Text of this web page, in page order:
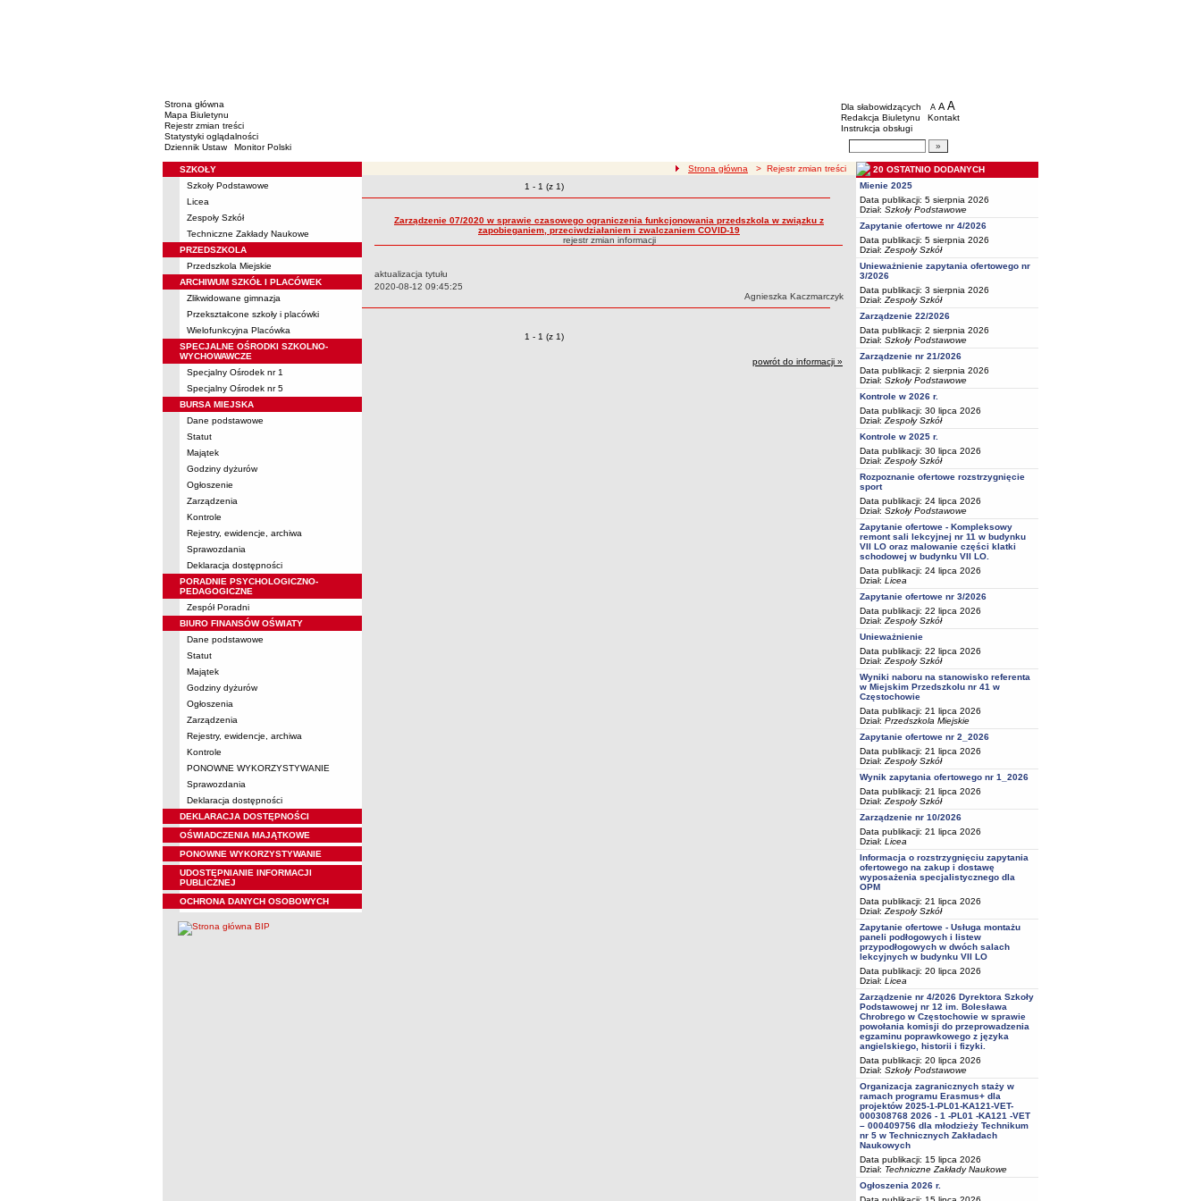
Strona główna
Mapa Biuletynu
Rejestr zmian treści
Statystyki oglądalności
Dziennik Ustaw
Monitor Polski
BIP - Oświata Częstochowa
Menu dodatkowe
Dla słabowidzących A pomniejsz czcionkę
A standardowy rozmiar czcionki
A
Redakcja Biuletynu
Kontakt
Instrukcja obsługi
Wyszukiwarka artykułów
Menu
SZKOŁY
Szkoły Podstawowe
Licea
Zespoły Szkół
Techniczne Zakłady Naukowe
PRZEDSZKOLA
Przedszkola Miejskie
ARCHIWUM SZKÓŁ I PLACÓWEK
Zlikwidowane gimnazja
Przekształcone szkoły i placówki
Wielofunkcyjna Placówka
SPECJALNE OŚRODKI SZKOLNO-
WYCHOWAWCZE
Specjalny Ośrodek nr 1
Specjalny Ośrodek nr 5
BURSA MIEJSKA
Dane podstawowe
Statut
Majątek
Godziny dyżurów
Ogłoszenie
Zarządzenia
Kontrole
Rejestry, ewidencje, archiwa
Sprawozdania
Deklaracja dostępności
PORADNIE PSYCHOLOGICZNO-
PEDAGOGICZNE
Zespół Poradni
BIURO FINANSÓW OŚWIATY
Dane podstawowe
Statut
Majątek
Godziny dyżurów
Ogłoszenia
Zarządzenia
Rejestry, ewidencje, archiwa
Kontrole
PONOWNE WYKORZYSTYWANIE
Sprawozdania
Deklaracja dostępności
DEKLARACJA DOSTĘPNOŚCI
OŚWIADCZENIA MAJĄTKOWE
PONOWNE WYKORZYSTYWANIE
UDOSTĘPNIANIE INFORMACJI
PUBLICZNEJ
OCHRONA DANYCH OSOBOWYCH
ścieżka nawigacji
Strona główna > Rejestr zmian treści
Zmiany o pozycjach
1 - 1 (z 1)
Zarządzenie 07/2020 w sprawie czasowego ograniczenia funkcjonowania przedszkola w związku z
zapobieganiem, przeciwdziałaniem i zwalczaniem COVID-19
rejestr zmian informacji
aktualizacja tytułu
Data:
2020-08-12 09:45:25
Autor:
Agnieszka Kaczmarczyk
Zmiany o pozycjach
1 - 1 (z 1)
powrót do informacji »
20 OSTATNIO DODANYCH
Mienie 2025
Data publikacji: 5 sierpnia 2026
Dział: Szkoły Podstawowe
Zapytanie ofertowe nr 4/2026
Data publikacji: 5 sierpnia 2026
Dział: Zespoły Szkół
Unieważnienie zapytania ofertowego nr
3/2026
Data publikacji: 3 sierpnia 2026
Dział: Zespoły Szkół
Zarządzenie 22/2026
Data publikacji: 2 sierpnia 2026
Dział: Szkoły Podstawowe
Zarządzenie nr 21/2026
Data publikacji: 2 sierpnia 2026
Dział: Szkoły Podstawowe
Kontrole w 2026 r.
Data publikacji: 30 lipca 2026
Dział: Zespoły Szkół
Kontrole w 2025 r.
Data publikacji: 30 lipca 2026
Dział: Zespoły Szkół
Rozpoznanie ofertowe rozstrzygnięcie
sport
Data publikacji: 24 lipca 2026
Dział: Szkoły Podstawowe
Zapytanie ofertowe - Kompleksowy
remont sali lekcyjnej nr 11 w budynku
VII LO oraz malowanie części klatki
schodowej w budynku VII LO.
Data publikacji: 24 lipca 2026
Dział: Licea
Zapytanie ofertowe nr 3/2026
Data publikacji: 22 lipca 2026
Dział: Zespoły Szkół
Unieważnienie
Data publikacji: 22 lipca 2026
Dział: Zespoły Szkół
Wyniki naboru na stanowisko referenta
w Miejskim Przedszkolu nr 41 w
Częstochowie
Data publikacji: 21 lipca 2026
Dział: Przedszkola Miejskie
Zapytanie ofertowe nr 2_2026
Data publikacji: 21 lipca 2026
Dział: Zespoły Szkół
Wynik zapytania ofertowego nr 1_2026
Data publikacji: 21 lipca 2026
Dział: Zespoły Szkół
Zarządzenie nr 10/2026
Data publikacji: 21 lipca 2026
Dział: Licea
Informacja o rozstrzygnięciu zapytania
ofertowego na zakup i dostawę
wyposażenia specjalistycznego dla
OPM
Data publikacji: 21 lipca 2026
Dział: Zespoły Szkół
Zapytanie ofertowe - Usługa montażu
paneli podłogowych i listew
przypodłogowych w dwóch salach
lekcyjnych w budynku VII LO
Data publikacji: 20 lipca 2026
Dział: Licea
Zarządzenie nr 4/2026 Dyrektora Szkoły
Podstawowej nr 12 im. Bolesława
Chrobrego w Częstochowie w sprawie
powołania komisji do przeprowadzenia
egzaminu poprawkowego z języka
angielskiego, historii i fizyki.
Data publikacji: 20 lipca 2026
Dział: Szkoły Podstawowe
Organizacja zagranicznych staży w
ramach programu Erasmus+ dla
projektów 2025-1-PL01-KA121-VET-
000308768 2026 - 1 -PL01 -KA121 -VET
– 000409756 dla młodzieży Technikum
nr 5 w Technicznych Zakładach
Naukowych
Data publikacji: 15 lipca 2026
Dział: Techniczne Zakłady Naukowe
Ogłoszenia 2026 r.